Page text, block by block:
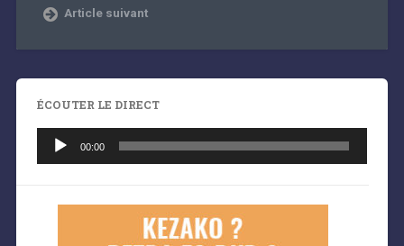
Article suivant
ÉCOUTER LE DIRECT
audio
00:00